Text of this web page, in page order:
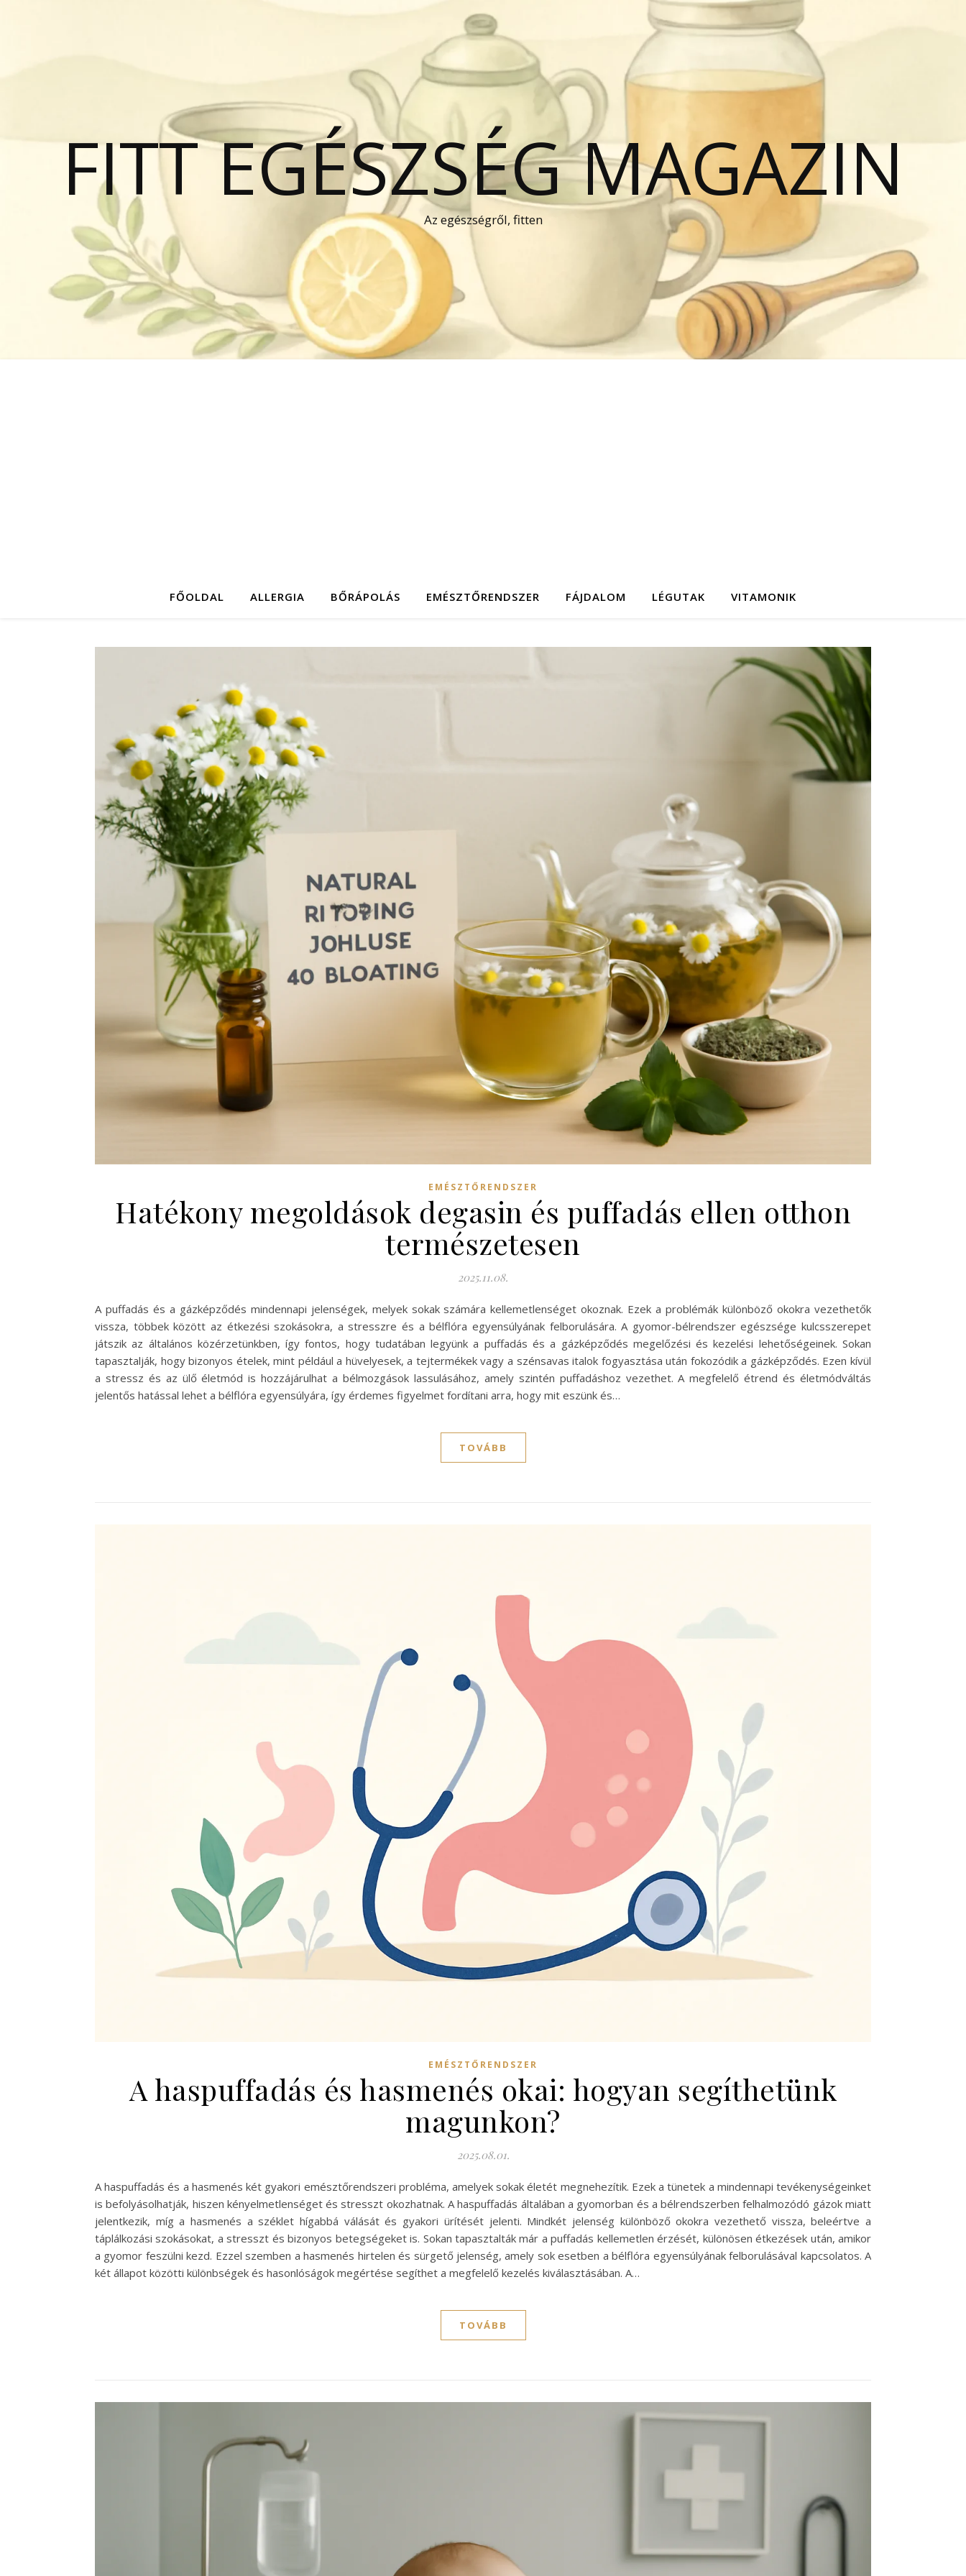
FITT EGÉSZSÉG MAGAZIN
Az egészségről, fitten
FŐOLDAL ALLERGIA BŐRÁPOLÁS EMÉSZTŐRENDSZER FÁJDALOM LÉGUTAK VITAMONIK
EMÉSZTŐRENDSZER
Hatékony megoldások degasin és puffadás ellen otthon
természetesen
2025.11.08.
A puffadás és a gázképződés mindennapi jelenségek, melyek sokak számára kellemetlenséget okoznak. Ezek a problémák különböző okokra vezethetők
vissza, többek között az étkezési szokásokra, a stresszre és a bélflóra egyensúlyának felborulására. A gyomor-bélrendszer egészsége kulcsszerepet
játszik az általános közérzetünkben, így fontos, hogy tudatában legyünk a puffadás és a gázképződés megelőzési és kezelési lehetőségeinek. Sokan
tapasztalják, hogy bizonyos ételek, mint például a hüvelyesek, a tejtermékek vagy a szénsavas italok fogyasztása után fokozódik a gázképződés. Ezen kívül
a stressz és az ülő életmód is hozzájárulhat a bélmozgások lassulásához, amely szintén puffadáshoz vezethet. A megfelelő étrend és életmódváltás
jelentős hatással lehet a bélflóra egyensúlyára, így érdemes figyelmet fordítani arra, hogy mit eszünk és…
TOVÁBB
EMÉSZTŐRENDSZER
A haspuffadás és hasmenés okai: hogyan segíthetünk
magunkon?
2025.08.01.
A haspuffadás és a hasmenés két gyakori emésztőrendszeri probléma, amelyek sokak életét megnehezítik. Ezek a tünetek a mindennapi tevékenységeinket
is befolyásolhatják, hiszen kényelmetlenséget és stresszt okozhatnak. A haspuffadás általában a gyomorban és a bélrendszerben felhalmozódó gázok miatt
jelentkezik, míg a hasmenés a széklet hígabbá válását és gyakori ürítését jelenti. Mindkét jelenség különböző okokra vezethető vissza, beleértve a
táplálkozási szokásokat, a stresszt és bizonyos betegségeket is. Sokan tapasztalták már a puffadás kellemetlen érzését, különösen étkezések után, amikor
a gyomor feszülni kezd. Ezzel szemben a hasmenés hirtelen és sürgető jelenség, amely sok esetben a bélflóra egyensúlyának felborulásával kapcsolatos. A
két állapot közötti különbségek és hasonlóságok megértése segíthet a megfelelő kezelés kiválasztásában. A…
TOVÁBB